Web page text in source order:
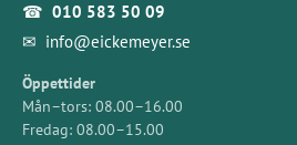
☎ 010 583 50 09
✉ info@eickemeyer.se
Öppettider
Mån–tors: 08.00–16.00
Fredag: 08.00–15.00